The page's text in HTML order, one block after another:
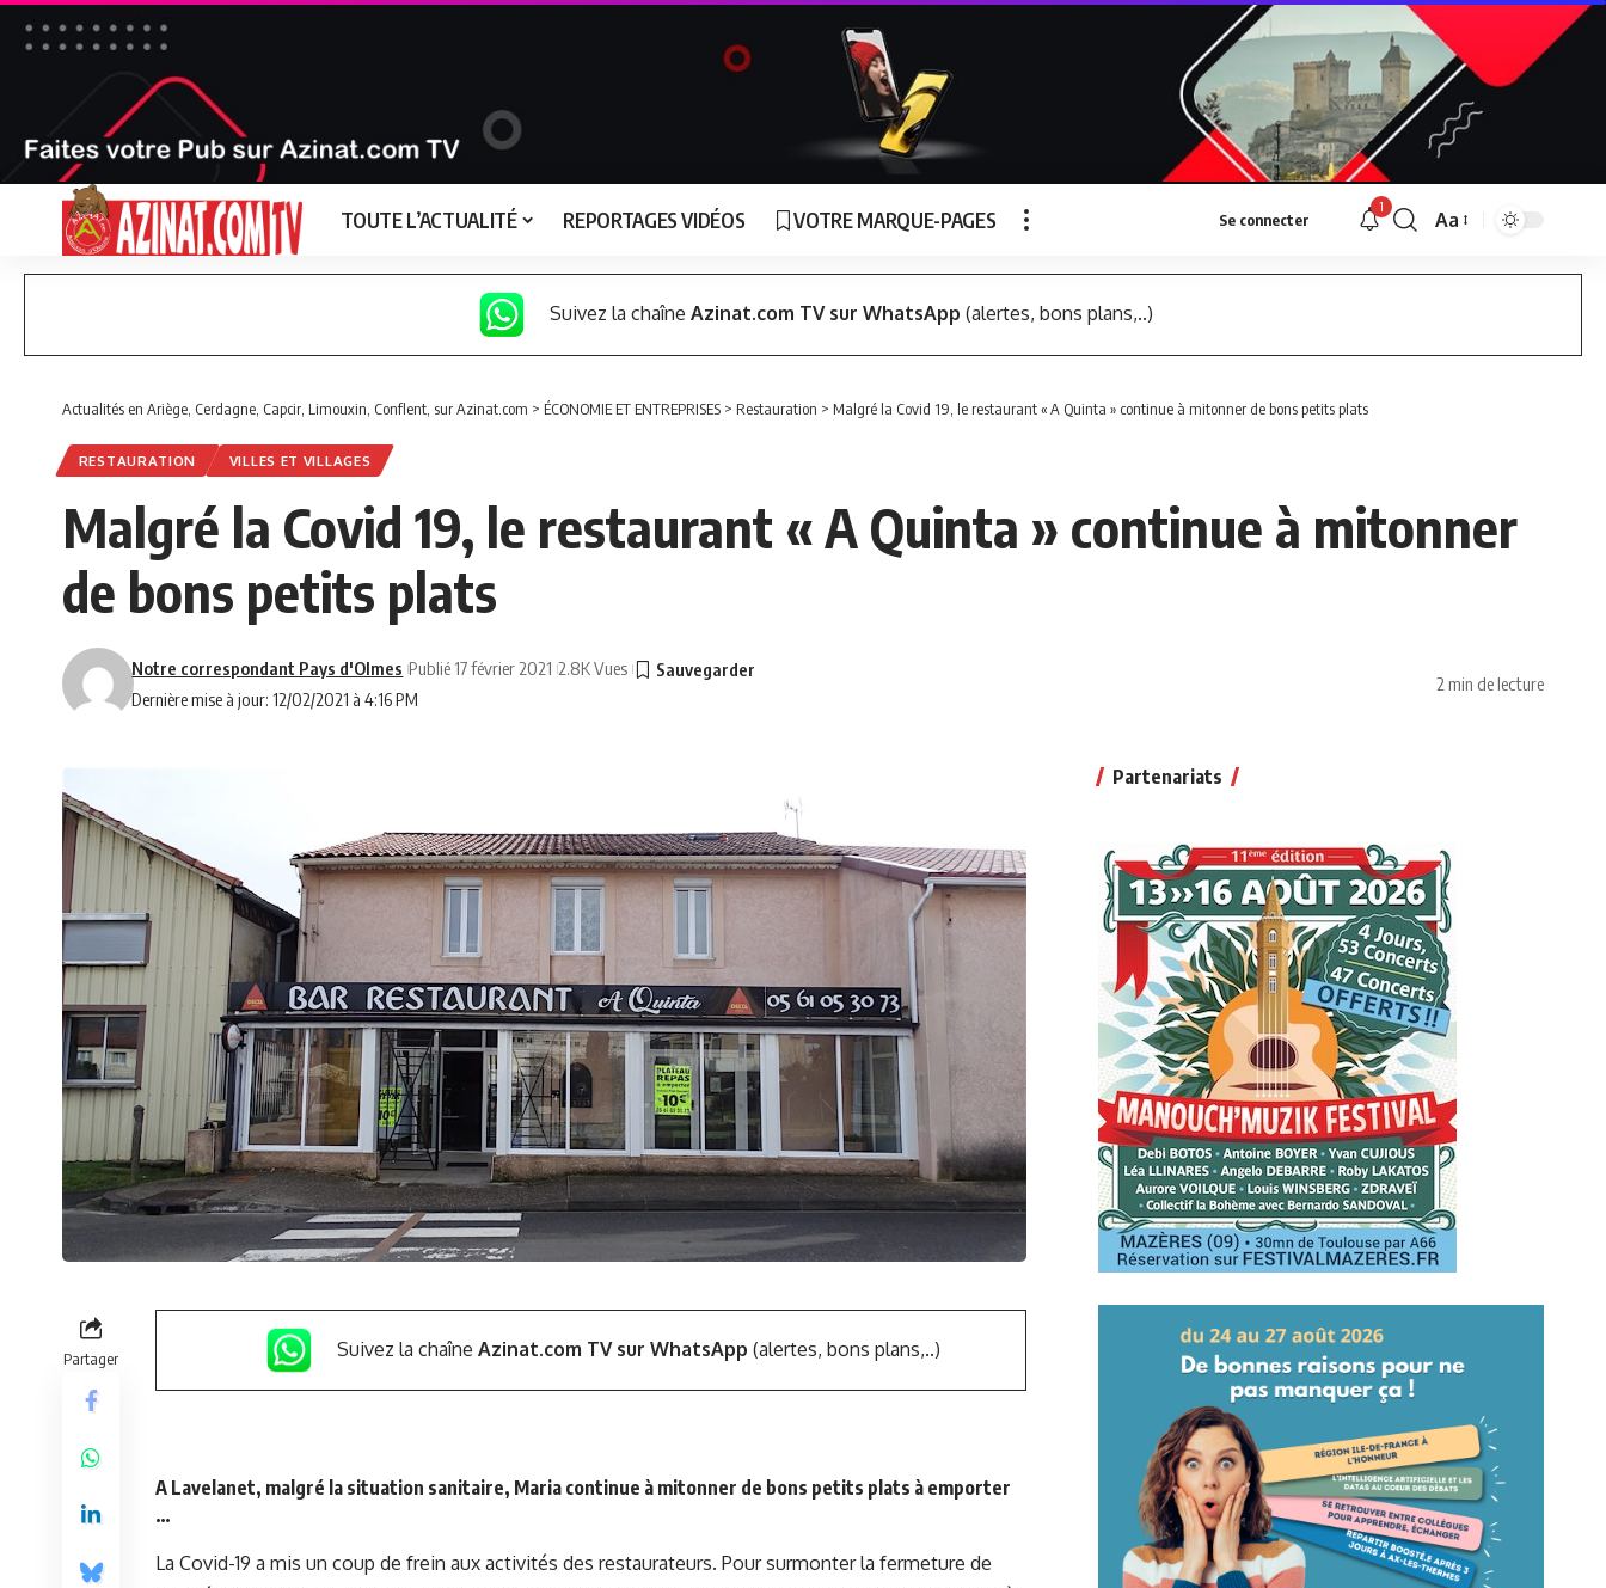
TOUTE L’ACTUALITÉ REPORTAGES VIDÉOS VOTRE MARQUE-PAGES Se connecter
1
Font
Aa
Suivez la chaîne Azinat.com TV sur WhatsApp (alertes, bons plans,..)
Actualités en Ariège, Cerdagne, Capcir, Limouxin, Conflent, sur Azinat.com > ÉCONOMIE ET ENTREPRISES > Restauration > Malgré la Covid 19, le restaurant « A Quinta » continue à mitonner de bons petits plats
RESTAURATION VILLES ET VILLAGES
Malgré la Covid 19, le restaurant « A Quinta » continue à mitonner
de bons petits plats
Dernière mise à jour: 12/02/2021 à 4:16 PM
Notre correspondant Pays d'Olmes Publié 17 février 2021 2.8K Vues
2 min de lecture
Partager Suivez la chaîne Azinat.com TV sur WhatsApp (alertes, bons plans,..)
A Lavelanet, malgré la situation sanitaire, Maria continue à mitonner de bons petits plats à emporter
…
La Covid-19 a mis un coup de frein aux activités des restaurateurs. Pour surmonter la fermeture de
Partenariats